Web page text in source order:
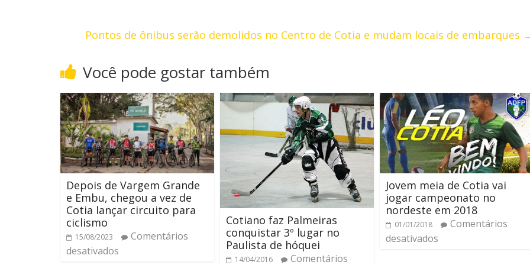
Pontos de ônibus serão demolidos no Centro de Cotia e mudam locais de embarques
Você pode gostar também
Depois de Vargem Grande
e Embu, chegou a vez de
Cotia lançar circuito para
ciclismo
15/08/2023
Comentários
desativados
Cotiano faz Palmeiras
conquistar 3º lugar no
Paulista de hóquei
14/04/2016 Comentários
Jovem meia de Cotia vai
jogar campeonato no
nordeste em 2018
01/01/2018
Comentários
desativados